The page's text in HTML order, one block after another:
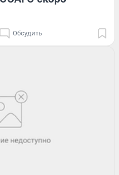
Обсудить